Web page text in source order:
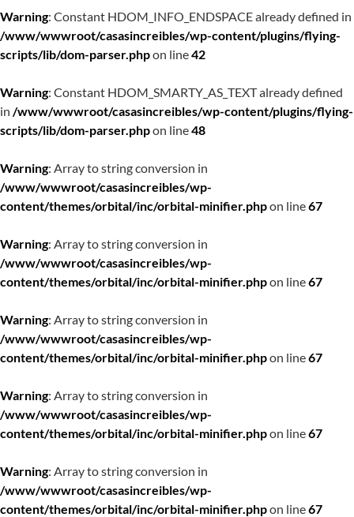
Warning: Constant HDOM_INFO_ENDSPACE already defined in
/www/wwwroot/casasincreibles/wp-content/plugins/flying-
scripts/lib/dom-parser.phpon line42
Warning: Constant HDOM_SMARTY_AS_TEXT already defined
in /www/wwwroot/casasincreibles/wp-content/plugins/flying-
scripts/lib/dom-parser.phpon line48
Warning: Array to string conversion in
/www/wwwroot/casasincreibles/wp-
content/themes/orbital/inc/orbital-minifier.phpon line67
Warning: Array to string conversion in
/www/wwwroot/casasincreibles/wp-
content/themes/orbital/inc/orbital-minifier.phpon line67
Warning: Array to string conversion in
/www/wwwroot/casasincreibles/wp-
content/themes/orbital/inc/orbital-minifier.phpon line67
Warning: Array to string conversion in
/www/wwwroot/casasincreibles/wp-
content/themes/orbital/inc/orbital-minifier.phpon line67
Warning: Array to string conversion in
/www/wwwroot/casasincreibles/wp-
content/themes/orbital/inc/orbital-minifier.phpon line67